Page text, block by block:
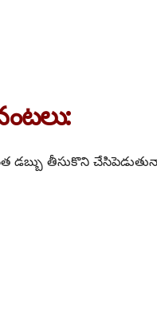
తీసుకొని